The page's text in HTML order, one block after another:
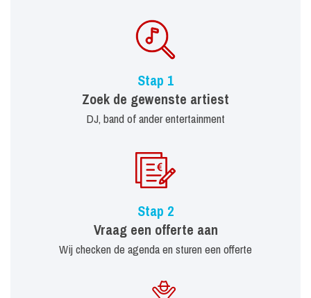
Stap 1
Zoek de gewenste artiest
DJ, band of ander entertainment
Stap 2
Vraag een offerte aan
Wij checken de agenda en sturen een offerte